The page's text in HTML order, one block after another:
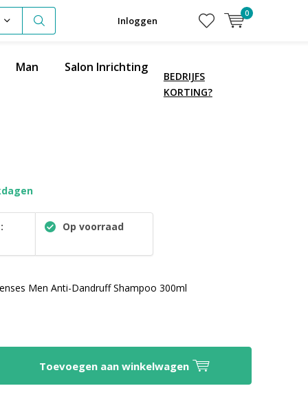
Inloggen
0
Man Salon Inrichting
BEDRIJFS
KORTING?
Op voorraad
Men Anti-Dandruff Shampoo 300ml
Toevoegen aan winkelwagen